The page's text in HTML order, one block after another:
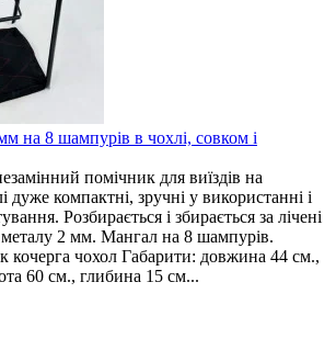
на 8 шампурів в чохлі, совком і
помічник для виїздів на
дуже компактні, зручні у використанні і
Розбирається і збирається за лічені
2 мм. Мангал на 8 шампурів.
кочерга чохол Габарити: довжина 44 см.,
60 см., глибина 15 см...